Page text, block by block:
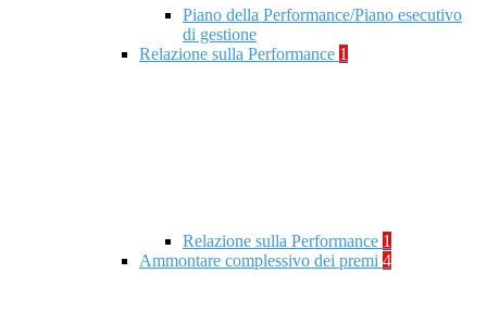
Piano della Performance/Piano esecutivo
di gestione
Relazione sulla Performance 1
Relazione sulla Performance 1
Ammontare complessivo dei premi 4